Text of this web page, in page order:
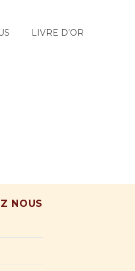
LIVRE D’OR
NOUS